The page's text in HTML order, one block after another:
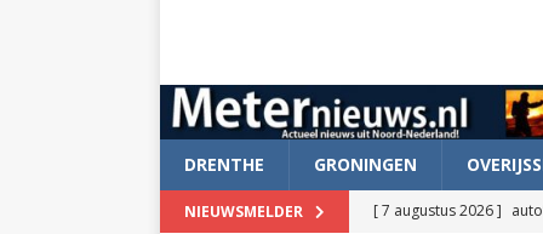
DRENTHE GRONINGEN
NIEUWSMELDER [ 7 augustus 2026 ]